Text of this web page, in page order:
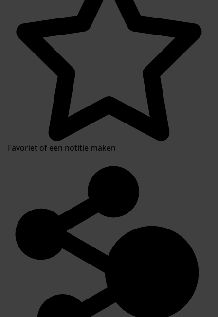
Favoriet of een notitie maken